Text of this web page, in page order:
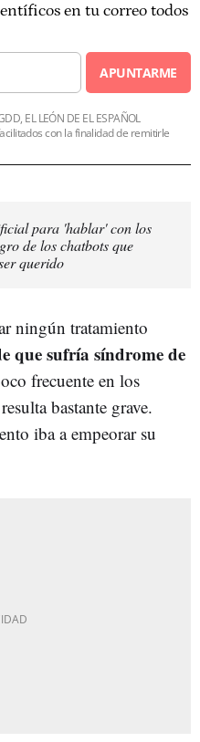
en tu correo todos
APUNTARME
EL LEÓN DE EL ESPAÑOL
con la finalidad de remitirle
para 'hablar' con los
de los chatbots que
querido
ningún tratamiento
que sufría síndrome de
frecuente en los
bastante grave.
iba a empeorar su